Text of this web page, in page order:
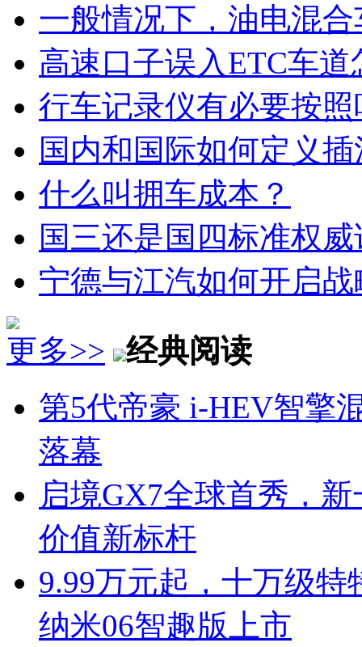
一般情况下，油电混
高速口子误入ETC车道
行车记录仪有必要按照
国内和国际如何定义
什么叫拥车成本？
国三还是国四标准权
宁德与江汽如何开启
更多>>
经典阅读
第5代帝豪 i-HEV智擎
落幕
启境GX7全球首秀，
价值新标杆
9.99万元起，十万级
纳米06智趣版上市